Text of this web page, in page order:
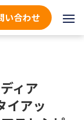
い合わせ
ィア
イアッ